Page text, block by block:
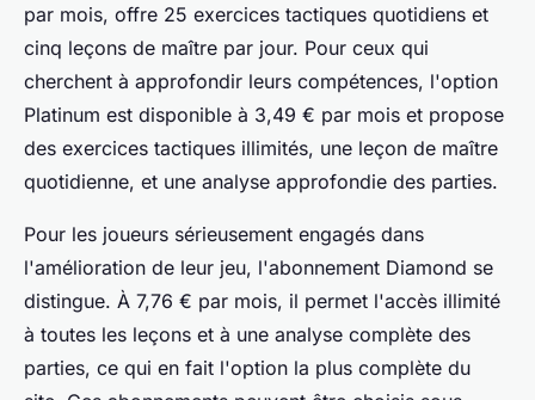
par mois, offre 25 exercices tactiques quotidiens et
cinq leçons de maître par jour. Pour ceux qui
cherchent à approfondir leurs compétences, l'option
Platinum est disponible à 3,49 € par mois et propose
des exercices tactiques illimités, une leçon de maître
quotidienne, et une analyse approfondie des parties.
Pour les joueurs sérieusement engagés dans
l'amélioration de leur jeu, l'abonnement Diamond se
distingue. À 7,76 € par mois, il permet l'accès illimité
à toutes les leçons et à une analyse complète des
parties, ce qui en fait l'option la plus complète du